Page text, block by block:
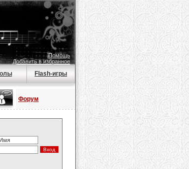
Помощь
Добавить в избранное
Flash-игры
Форум